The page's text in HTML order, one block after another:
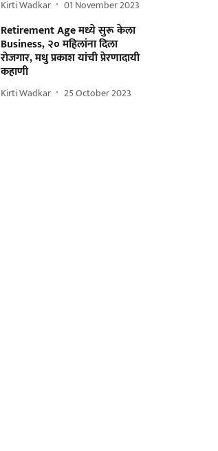
Kirti Wadkar 01 November 2023
Retirement Age मध्ये सुरू केला
Business, २० महिलांना दिला
रोजगार, मधु प्रकाश यांची प्रेरणादायी
कहाणी
Kirti Wadkar 25 October 2023